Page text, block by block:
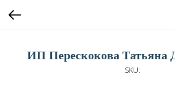
ИП Перескокова Татьяна
SKU: